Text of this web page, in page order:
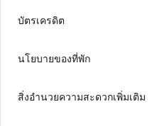
บัตรเครดิต
นโยบายของที่พัก
สิ่งอำนวยความสะดวกเพิ่มเติม